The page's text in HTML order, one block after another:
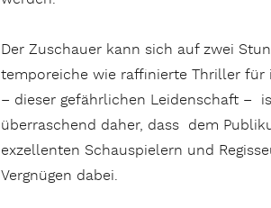
Der Zuschauer kann sich auf zwei
temporeiche wie raffinierte Thriller für
– dieser gefährlichen Leidenschaft –
überraschend daher, dass dem
exzellenten Schauspielern und
Vergnügen dabei.